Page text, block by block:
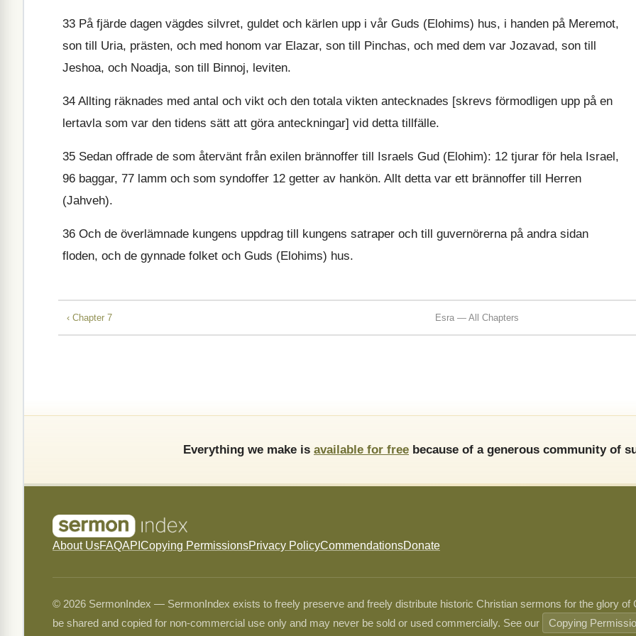
33 På fjärde dagen vägdes silvret, guldet och kärlen upp i vår Guds (Elohims) hus, i handen på Meremot,
son till Uria, prästen, och med honom var Elazar, son till Pinchas, och med dem var Jozavad, son till
Jeshoa, och Noadja, son till Binnoj, leviten.
34 Allting räknades med antal och vikt och den totala vikten antecknades [skrevs förmodligen upp på en
lertavla som var den tidens sätt att göra anteckningar] vid detta tillfälle.
35 Sedan offrade de som återvänt från exilen brännoffer till Israels Gud (Elohim): 12 tjurar för hela Israel,
96 baggar, 77 lamm och som syndoffer 12 getter av hankön. Allt detta var ett brännoffer till Herren
(Jahveh).
36 Och de överlämnade kungens uppdrag till kungens satraper och till guvernörerna på andra sidan
floden, och de gynnade folket och Guds (Elohims) hus.
‹ Chapter 7 Esra — All Chapters
Everything we make is available for free because of a generous community of
About UsFAQAPI Copying PermissionsPrivacy PolicyCommendationsDonate
© 2026 SermonIndex — SermonIndex exists to freely preserve and freely distribute historic Christian sermons for the glory
be shared and copied for non-commercial use only and may never be sold or used commercially. See our
Copying